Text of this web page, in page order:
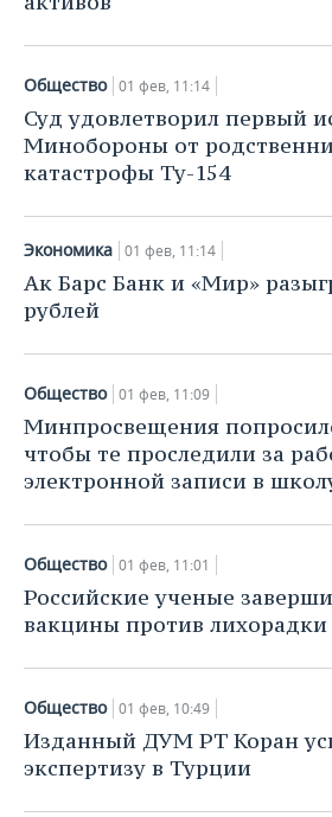
Общество 01 фев, 11:14
Суд удовлетворил первый
Минобороны от
катастрофы Ту-154
Экономика 01 фев, 11:14
Ак Барс Банк и «Мир»
рублей
Общество 01 фев, 11:09
Минпросвещения
чтобы те проследили за
электронной записи в
Общество 01 фев, 11:01
Российские ученые
вакцины против лихорадки
Общество 01 фев, 10:49
Изданный ДУМ РТ Коран
экспертизу в Турции